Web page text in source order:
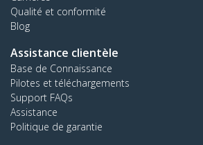
Qualité et conformité
Blog
Assistance clientèle
Base de Connaissance
Pilotes et téléchargements
Support FAQs
Assistance
Politique de garantie